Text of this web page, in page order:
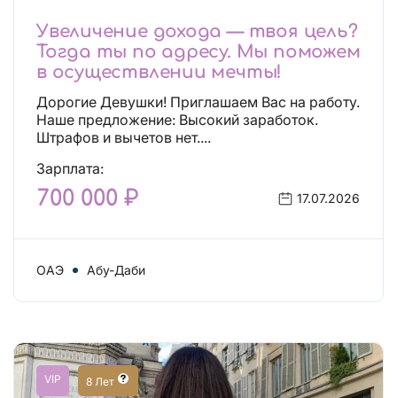
Увеличение дохода — твоя цель?
Тогда ты по адресу. Мы поможем
в осуществлении мечты!
Дорогие Девушки! Приглашаем Вас на работу.
Наше предложение: Высокий заработок.
Штрафов и вычетов нет....
Зарплата:
700 000 ₽ 17.07.2026
ОАЭ Абу-Даби
VIP 8 Лет